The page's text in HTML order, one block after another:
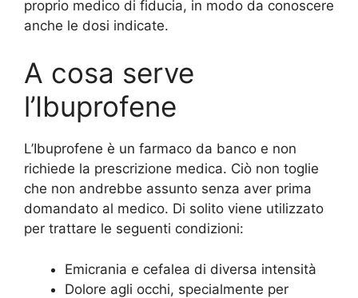
proprio medico di fiducia, in modo da conoscere
anche le dosi indicate.
A cosa serve
l’Ibuprofene
L’Ibuprofene è un farmaco da banco e non
richiede la prescrizione medica. Ciò non toglie
che non andrebbe assunto senza aver prima
domandato al medico. Di solito viene utilizzato
per trattare le seguenti condizioni:
Emicrania e cefalea di diversa intensità
Dolore agli occhi, specialmente per